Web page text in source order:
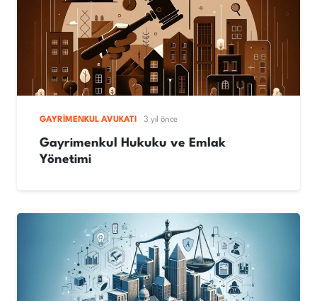
GAYRIMENKUL AVUKATI 3 yıl önce
Gayrimenkul Hukuku ve Emlak
Yönetimi